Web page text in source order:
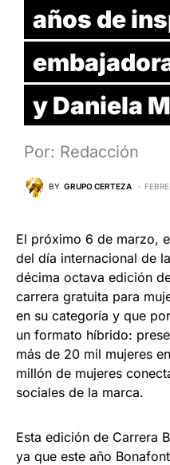
años de
y Daniela
Por: Redacción
BY GRUPO CERTEZA
El próximo 6 de marzo,
del día internacional de
décima octava edición
carrera gratuita para
en su categoría y que
un formato híbrido:
más de 20 mil mujeres
millón de mujeres
sociales de la marca.
Esta edición de Carrera
ya que este año